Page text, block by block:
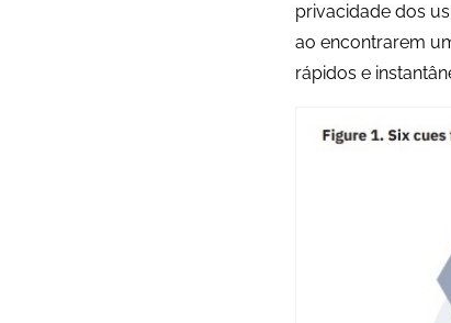
privacidade dos
ao encontrarem
rápidos e